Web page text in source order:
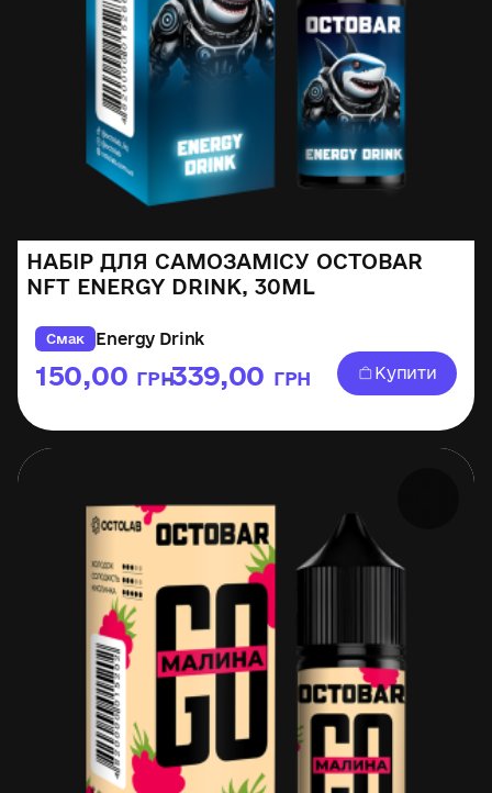
НАБІР ДЛЯ САМОЗАМІСУ OCTOBAR
NFT ENERGY DRINK, 30ML
Смак Energy Drink
150,00 ГРН
–339,00 ГРН Купити